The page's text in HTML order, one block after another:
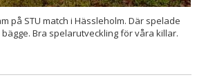
på STU match i Hässleholm. Där spelade
Bra spelarutveckling för våra killar.